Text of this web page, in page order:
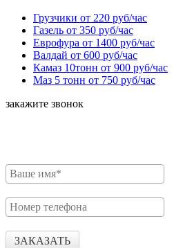
Грузчики от 220 руб/час
Газель от 350 руб/час
Еврофура от 1400 руб/час
Валдай от 600 руб/час
Камаз 10тонн от 900 руб/час
Маз 5 тонн от 750 руб/час
закажите звонок
ЗАКАЗАТЬ